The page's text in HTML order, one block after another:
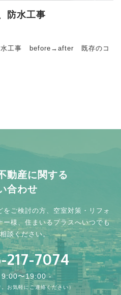
防水工事
水工事 before→after 既存のコ
→アフター
After
防水工事
動産に関する
合わせ
ご検討の方、 空室対策・リフォ
様、 住まいるプラスへいつでも
談ください。
217-7074
9:00〜19:00 -
お気軽にご連絡ください）